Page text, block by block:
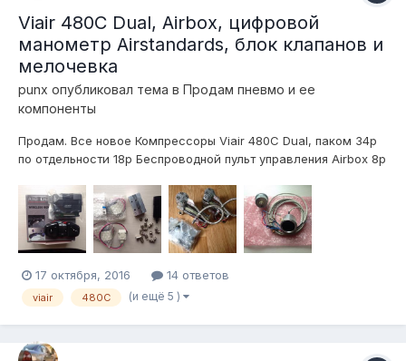
Viair 480C Dual, Airbox, цифровой
манометр Airstandards, блок клапанов и
мелочевка
punx опубликовал тема в Продам пневмо и ее
компоненты
Продам. Все новое Компрессоры Viair 480C Dual, паком 34р
по отдельности 18р Беспроводной пульт управления Airbox 8р
клапанов 2 контура, клапана SMC, 3р Мелочевка в виде
фитингов и осушителя из системы Air Lift Performance 3 Все
в Екат...
17 октября, 2016 14 ответов
viair 480C (и ещё 5 )